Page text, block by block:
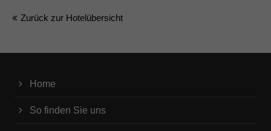
Zurück zur Hotelübersicht
Home
So finden Sie uns